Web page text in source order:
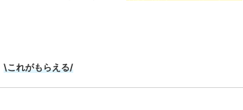
\これがもらえる/